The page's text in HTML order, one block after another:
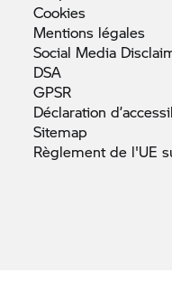
Cookies
Mentions légales
Social Media
DSA
GPSR
Déclaration
Sitemap
Règlement de l'UE